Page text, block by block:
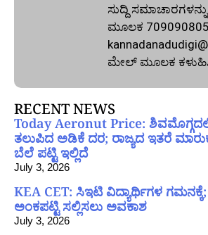
ಸುದ್ದಿ
ಮೂಲಕ
ಮೇಲ್‌ ಮೂಲಕ
RECENT NEWS
Today Aeronut Price:
ತಲುಪಿದ ಅಡಿಕೆ ದರ; ರಾಜ್ಯದ ಇತರೆ
ಬೆಲೆ ಪಟ್ಟಿ ಇಲ್ಲಿದೆ
July 3, 2026
KEA CET: ಸಿಇಟಿ ವಿದ್ಯಾರ್ಥಿಗಳ
ಅಂಕಪಟ್ಟಿ ಸಲ್ಲಿಸಲು ಅವಕಾಶ
July 3, 2026